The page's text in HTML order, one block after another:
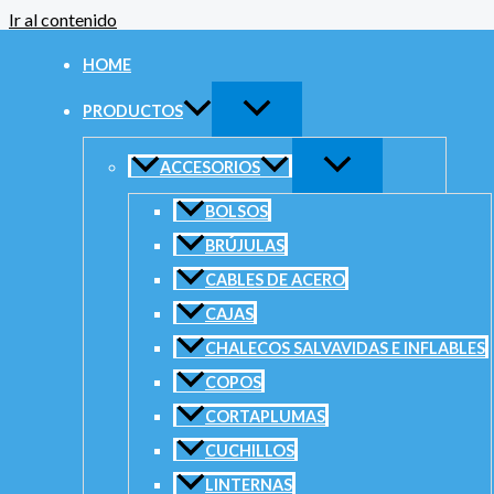
Ir al contenido
HOME
PRODUCTOS
ACCESORIOS
BOLSOS
BRÚJULAS
CABLES DE ACERO
CAJAS
CHALECOS SALVAVIDAS E INFLABLES
COPOS
CORTAPLUMAS
CUCHILLOS
LINTERNAS
Categorias
Buscar por precio